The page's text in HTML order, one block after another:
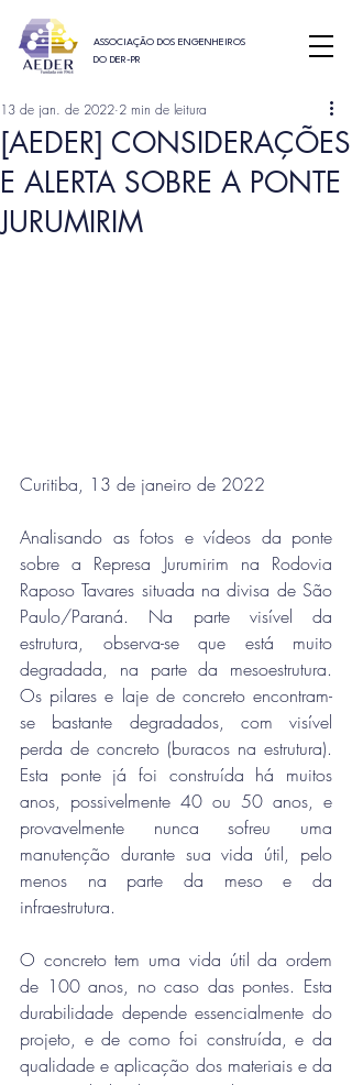
ASSOCIAÇÃO DOS ENGENHEIROS
DO DER-PR
[AEDER] CONSIDERAÇÕES
E ALERTA SOBRE A PONTE
JURUMIRIM
13 de jan. de 2022 2 min de leitura
Curitiba, 13 de janeiro de 2022
Analisando as fotos e vídeos da ponte
sobre a Represa Jurumirim na Rodovia
Raposo Tavares situada na divisa de São
Paulo/Paraná. Na parte visível da
estrutura, observa-se que está muito
degradada, na parte da mesoestrutura.
Os pilares e laje de concreto encontram-
se bastante degradados, com visível
perda de concreto (buracos na estrutura).
Esta ponte já foi construída há muitos
anos, possivelmente 40 ou 50 anos, e
provavelmente nunca sofreu uma
manutenção durante sua vida útil, pelo
menos na parte da meso e da
infraestrutura.
O concreto tem uma vida útil da ordem
de 100 anos, no caso das pontes. Esta
durabilidade depende essencialmente do
projeto, e de como foi construída, e da
qualidade e aplicação dos materiais e da